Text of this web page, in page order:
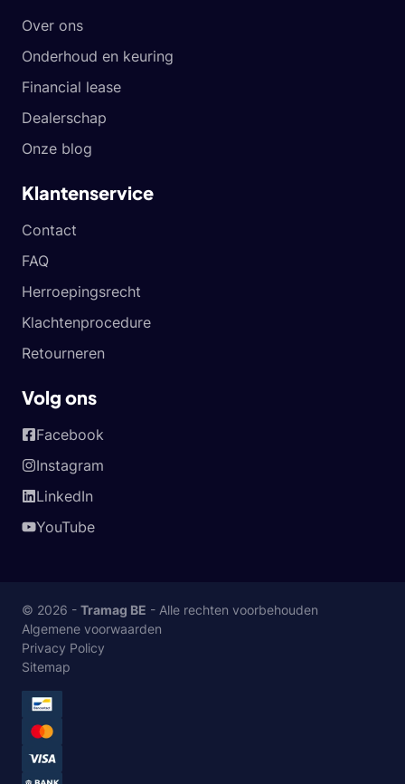
Over ons
Onderhoud en keuring
Financial lease
Dealerschap
Onze blog
Klantenservice
Contact
FAQ
Herroepingsrecht
Klachtenprocedure
Retourneren
Volg ons
Facebook
Instagram
LinkedIn
YouTube
© 2026 - Tramag BE - Alle rechten voorbehouden
Algemene voorwaarden
Privacy Policy
Sitemap